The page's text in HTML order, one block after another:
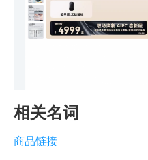
相关名词
商品链接